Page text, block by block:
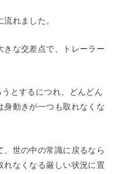
れました。
きな交差点で、トレーラー
とするにつれ、どんどん
身動きが一つも取れなくな
世の中の常識に戻るなら
れなくなる厳しい状況に置